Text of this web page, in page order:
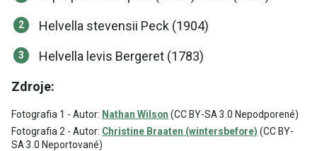
Helvella stevensii Peck (1904)
Helvella levis Bergeret (1783)
Zdroje:
Fotografia 1 - Autor: Nathan Wilson (CC BY-SA 3.0 Nepodporené)
Fotografia 2 - Autor: Christine Braaten (wintersbefore) (CC BY-
SA 3.0 Neportované)